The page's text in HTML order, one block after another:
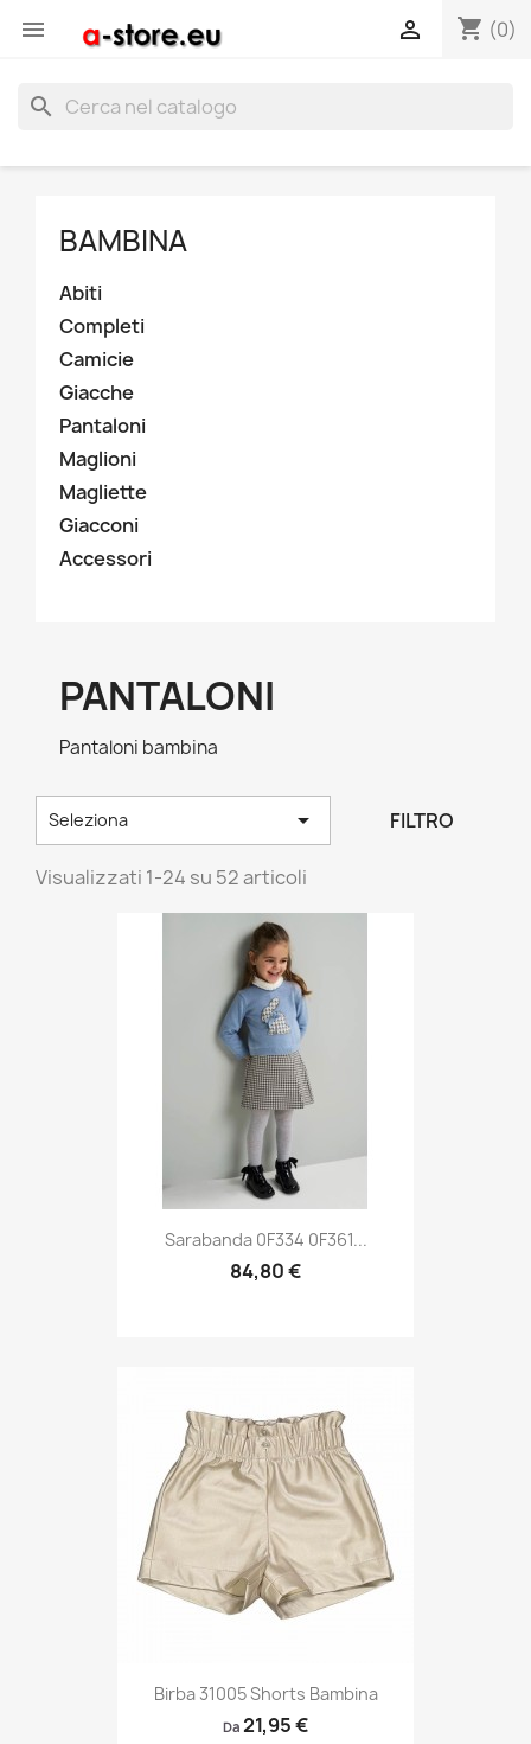
 shopping_cart (0)

search
BAMBINA
Abiti
Completi
Camicie
Giacche
Pantaloni
Maglioni
Magliette
Giacconi
Accessori
PANTALONI
Pantaloni bambina
Seleziona  FILTRO
Visualizzati 1-24 su 52 articoli
Sarabanda 0F334 0F361...
84,80 €
Birba 31005 Shorts Bambina
Da 21,95 €